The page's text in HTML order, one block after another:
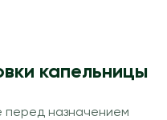
капельницы
назначением